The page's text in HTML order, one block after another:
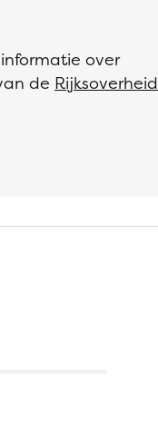
over
de Rijksoverheid